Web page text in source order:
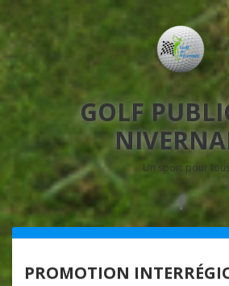
GOLF
Un sport pour
PROMOTION